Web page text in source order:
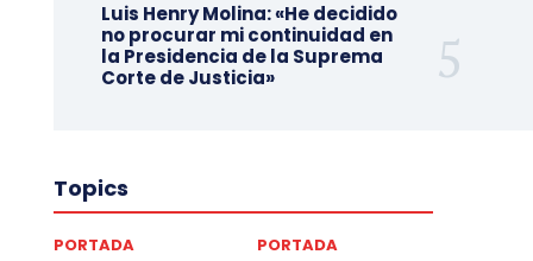
Luis Henry Molina: «He decidido
no procurar mi continuidad en
la Presidencia de la Suprema
Corte de Justicia»
Topics
PORTADA PORTADA